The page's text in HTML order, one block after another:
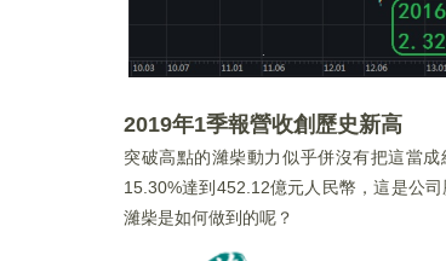
2019年1季報營收創歷史新高
突破高點的濰柴動力似乎併沒有把這當
15.30%達到452.12億元人民幣，這是公
濰柴是如何做到的呢？